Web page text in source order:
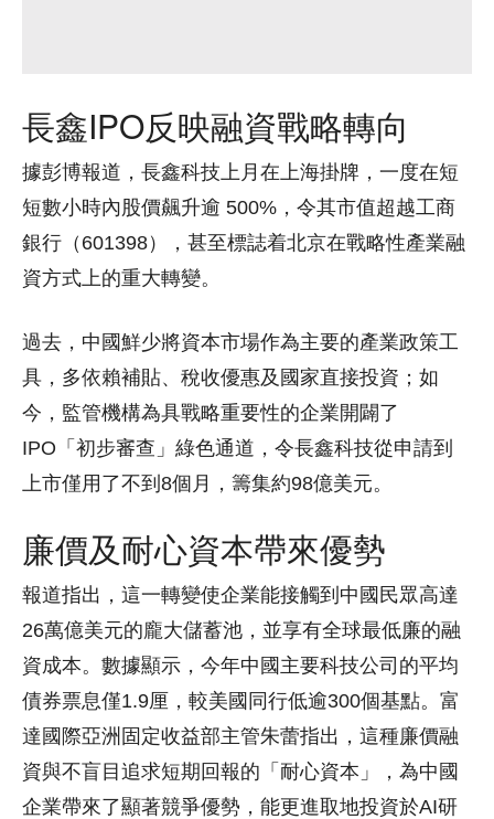
長鑫IPO反映融資戰略轉向
據彭博報道，長鑫科技上月在上海掛牌，一度在短
短數小時內股價飆升逾 500%，令其市值超越工商
銀行（601398），甚至標誌着北京在戰略性產業融
資方式上的重大轉變。
過去，中國鮮少將資本市場作為主要的產業政策工
具，多依賴補貼、稅收優惠及國家直接投資；如
今，監管機構為具戰略重要性的企業開闢了
IPO「初步審查」綠色通道，令長鑫科技從申請到
上市僅用了不到8個月，籌集約98億美元。
廉價及耐心資本帶來優勢
報道指出，這一轉變使企業能接觸到中國民眾高達
26萬億美元的龐大儲蓄池，並享有全球最低廉的融
資成本。數據顯示，今年中國主要科技公司的平均
債券票息僅1.9厘，較美國同行低逾300個基點。富
達國際亞洲固定收益部主管朱蕾指出，這種廉價融
資與不盲目追求短期回報的「耐心資本」，為中國
企業帶來了顯著競爭優勢，能更進取地投資於AI研